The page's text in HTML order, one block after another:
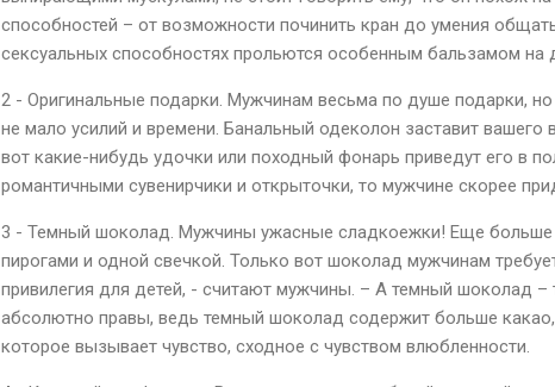
способностей – от возможности починить кран до умения
сексуальных способностях прольются особенным бальзамом
2 - Оригинальные подарки. Мужчинам весьма по душе подарки,
не мало усилий и времени. Банальный одеколон заставит вашего
вот какие-нибудь удочки или походный фонарь приведут его в
романтичными сувенирчики и открыточки, то мужчине скорее
3 - Темный шоколад. Мужчины ужасные сладкоежки! Еще
пирогами и одной свечкой. Только вот шоколад мужчинам
привилегия для детей, - считают мужчины. – А темный шоколад
абсолютно правы, ведь темный шоколад содержит больше
которое вызывает чувство, сходное с чувством влюбленности.